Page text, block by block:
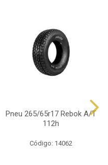
Pneu 265/65r17 Rebok A/T
112h
Código: 14062